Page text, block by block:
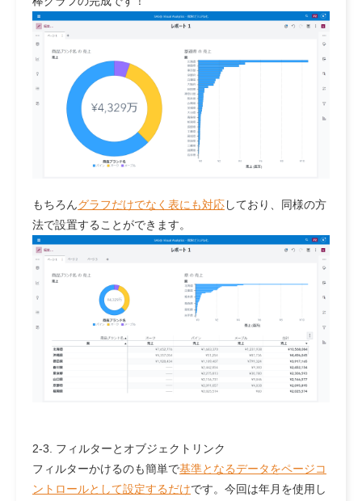
もちろんグラフだけでなく表にも対応しており、同様の方
法で設置することができます。
2-3. フィルターとオブジェクトリンク
フィルターかけるのも簡単で基準となるデータをページコ
ントロールとして設定するだけです。今回は年月を使用し